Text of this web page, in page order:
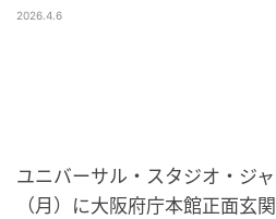
2026.4.6
ユニバーサル・スタジオ・ジ
（月）に大阪府庁本館正面玄